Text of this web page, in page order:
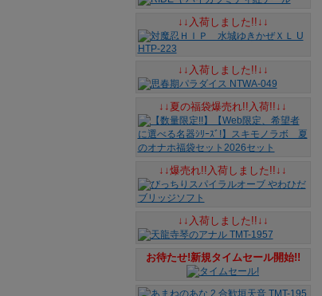
↓↓入荷しました!!↓↓
↓↓入荷しました!!↓↓
↓↓夏の福袋爆売れ!!入荷!!↓↓
↓↓爆売れ!!入荷しました!!↓↓
↓↓入荷しました!!↓↓
お待たせ!新規タイムセール開始!!